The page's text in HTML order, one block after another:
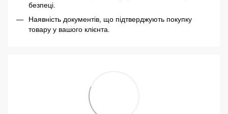
безпеці.
Наявність документів, що підтверджують покупку
товару у вашого клієнта.